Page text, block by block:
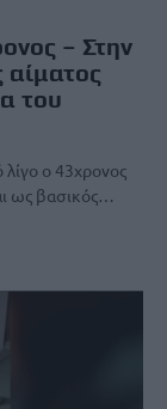
– Στην
αίματος
του
ο 43χρονος
ως βασικός…